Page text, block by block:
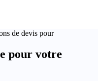
de devis pour
pour votre